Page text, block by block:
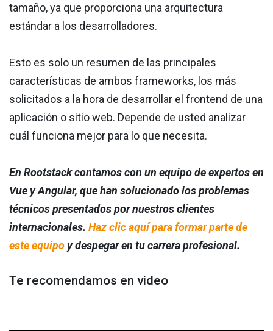
tamaño, ya que proporciona una arquitectura
estándar a los desarrolladores.
Esto es solo un resumen de las principales
características de ambos frameworks, los más
solicitados a la hora de desarrollar el frontend de una
aplicación o sitio web. Depende de usted analizar
cuál funciona mejor para lo que necesita.
En Rootstack contamos con un equipo de expertos en
Vue y Angular, que han solucionado los problemas
técnicos presentados por nuestros clientes
internacionales. Haz clic aquí para formar parte de
este equipoy despegar en tu carrera profesional.
Te recomendamos en video